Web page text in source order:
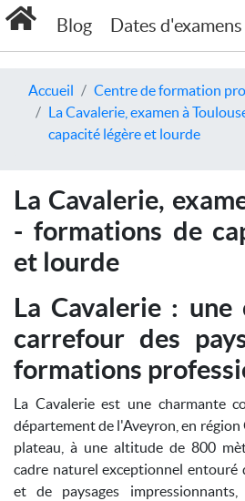
Blog Dates d'examens
Accueil
Centre de formation
La Cavalerie, examen à
capacité légère et lourde
La Cavalerie,
- formations de
et lourde
La Cavalerie : une
carrefour des
formations
La Cavalerie est une charmante
département de l'Aveyron, en région
plateau, à une altitude de 800
cadre naturel exceptionnel entouré
et de paysages